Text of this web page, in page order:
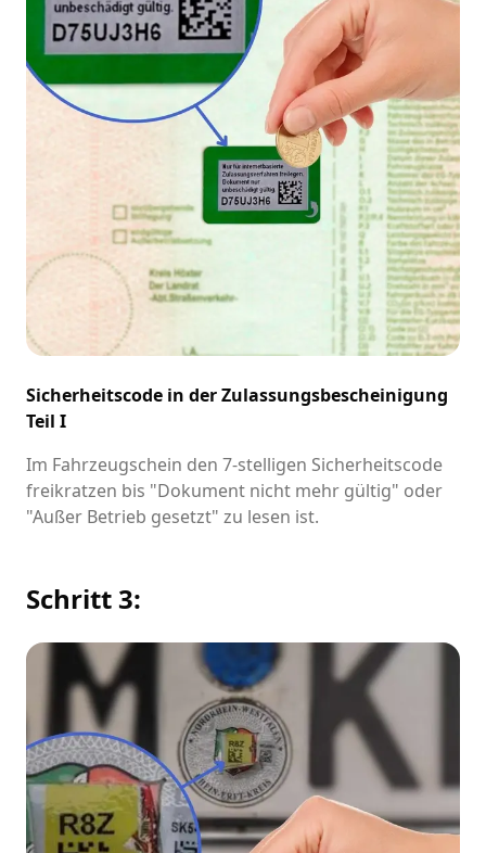
Sicherheitscode in der Zulassungsbescheinigung
Teil I
Im Fahrzeugschein den 7-stelligen Sicherheitscode
freikratzen bis "Dokument nicht mehr gültig" oder
"Außer Betrieb gesetzt" zu lesen ist.
Schritt 3: